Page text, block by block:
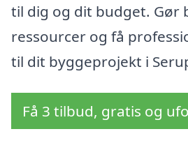
til dig og dit budget. Gør
ressourcer og få
til dit byggeprojekt i
Få 3 tilbud, gratis og